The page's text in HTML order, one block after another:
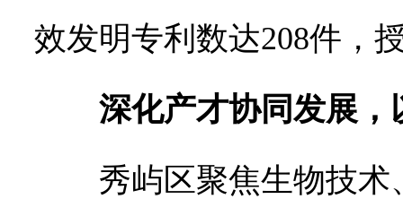
效发明专利数达208件，
深化产才协同发展
秀屿区聚焦生物技